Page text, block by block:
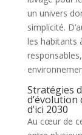
un univers
simplicité.
les habitants
Stratégies
d’évolution
d’ici 2030
Au cœur de